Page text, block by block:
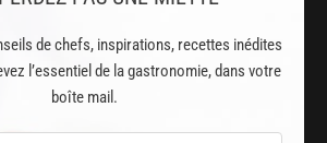
de chefs, inspirations, recettes inédites
l’essentiel de la gastronomie, dans votre
boîte mail.
JE M'ABONNE
? JE ME CONNECTE